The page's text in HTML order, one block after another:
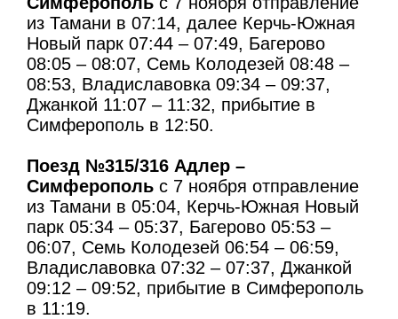
из Тамани в 07:14, далее Керчь-Южная
Новый парк 07:44 – 07:49, Багерово
08:05 – 08:07, Семь Колодезей 08:48 –
08:53, Владиславовка 09:34 – 09:37,
Джанкой 11:07 – 11:32, прибытие в
Симферополь в 12:50.
Поезд №315/316 Адлер –
Симферополь с 7 ноября отправление
из Тамани в 05:04, Керчь-Южная Новый
парк 05:34 – 05:37, Багерово 05:53 –
06:07, Семь Колодезей 06:54 – 06:59,
Владиславовка 07:32 – 07:37, Джанкой
09:12 – 09:52, прибытие в Симферополь
в 11:19.